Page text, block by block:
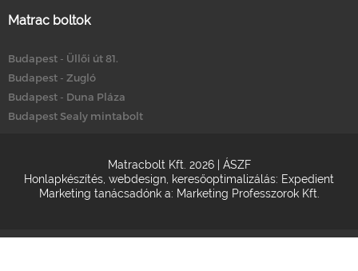
Matrac boltok
Budapest - Üllői út 81.
Budapest - Zugló
Budapest - Duna Pláza
Budapest Sealy mintabolt
Matracbolt Kft. 2026 | ÁSZF
Honlapkészítés, webdesign, keresőoptimalizálás: Expedient
Marketing tanácsadónk a: Marketing Professzorok Kft.